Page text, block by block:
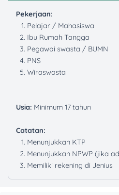
Pekerjaan:
Pelajar / Mahasiswa
Ibu Rumah Tangga
Pegawai swasta / BUMN
PNS
Wiraswasta
Usia: Minimum 17 tahun
Catatan:
Menunjukkan KTP
Menunjukkan NPWP (jika
Memiliki rekening di Jenius